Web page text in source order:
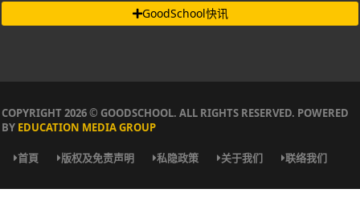
GoodSchool快讯
COPYRIGHT 2026 © GOODSCHOOL. ALL RIGHTS RESERVED. POWERED
BY EDUCATION MEDIA GROUP
首頁 版权及免责声明 私隐政策 关于我们 联络我们